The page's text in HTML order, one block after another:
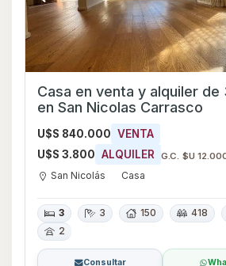
Casa en venta y alquiler
en San Nicolas Carrasco
U$S 840.000 VENTA
U$S 3.800 ALQUILER G.C. $U
San Nicolás Casa
3 3 150 418
2
Consultar